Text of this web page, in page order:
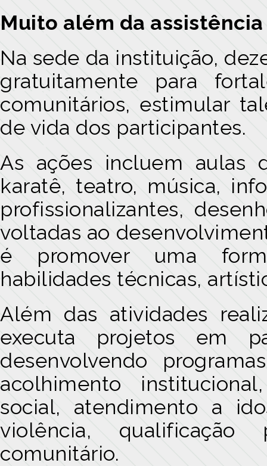
Muito além da assistência
Na sede da instituição,
gratuitamente para
comunitários, estimular
de vida dos participantes.
As ações incluem aulas
karatê, teatro, música,
profissionalizantes,
voltadas ao
é promover uma
habilidades técnicas,
Além das atividades
executa projetos em
desenvolvendo
acolhimento
social, atendimento a
violência, qualificação
comunitário.